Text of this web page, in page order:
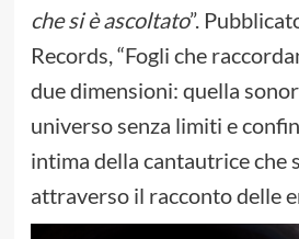
che si è ascoltato”.
Records, “Fogli che
due dimensioni: quella
universo senza limiti e
intima della cantautrice che
attraverso il racconto delle